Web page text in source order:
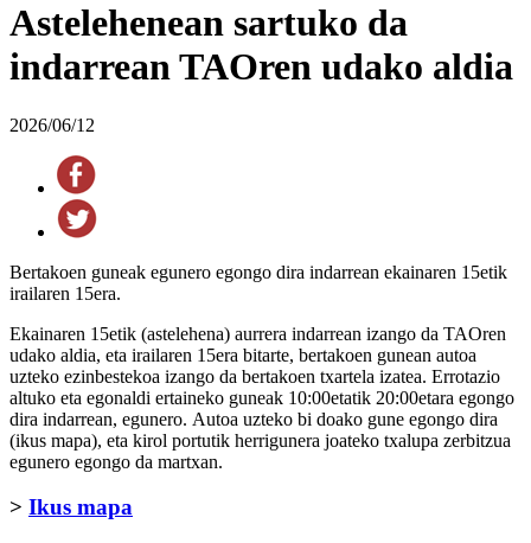
Astelehenean sartuko da
indarrean TAOren udako aldia
2026/06/12
Bertakoen guneak egunero egongo dira indarrean ekainaren 15etik
irailaren 15era.
Ekainaren 15etik (astelehena) aurrera indarrean izango da TAOren
udako aldia, eta irailaren 15era bitarte, bertakoen gunean autoa
uzteko ezinbestekoa izango da bertakoen txartela izatea. Errotazio
altuko eta egonaldi ertaineko guneak 10:00etatik 20:00etara egongo
dira indarrean, egunero. Autoa uzteko bi doako gune egongo dira
(ikus mapa), eta kirol portutik herrigunera joateko txalupa zerbitzua
egunero egongo da martxan.
> Ikus mapa